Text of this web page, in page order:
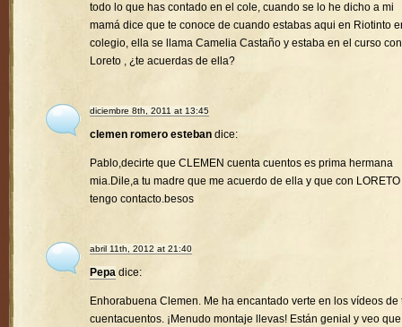
todo lo que has contado en el cole, cuando se lo he dicho a mi
mamá dice que te conoce de cuando estabas aqui en Riotinto
colegio, ella se llama Camelia Castaño y estaba en el curso con
Loreto , ¿te acuerdas de ella?
diciembre 8th, 2011 at 13:45
clemen romero esteban dice:
Pablo,decirte que CLEMEN cuenta cuentos es prima hermana
mia.Dile,a tu madre que me acuerdo de ella y que con LORETO
tengo contacto.besos
abril 11th, 2012 at 21:40
Pepa dice:
Enhorabuena Clemen. Me ha encantado verte en los vídeos de
cuentacuentos. ¡Menudo montaje llevas! Están genial y veo que